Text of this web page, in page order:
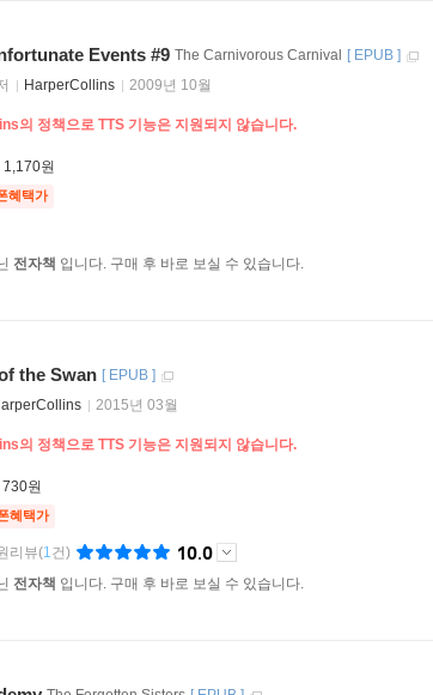
Events #9 The Carnivorous Carnival [ EPUB ]
HarperCollins 2009년 10월
의 정책으로 TTS 기능은 지원되지 않습니다.
혜택가
1,170원
전자책 입니다. 구매 후 바로 보실 수 있습니다.
the Swan [ EPUB ]
2015년 03월
의 정책으로 TTS 기능은 지원되지 않습니다.
혜택가
730원
리뷰(1건) 10.0
전자책 입니다. 구매 후 바로 보실 수 있습니다.